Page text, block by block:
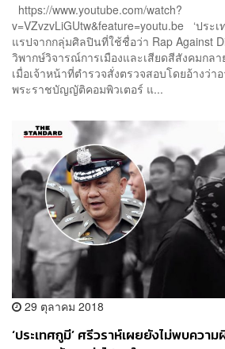
https://www.youtube.com/watch?
v=VZvzvLiGUtw&feature=youtu.be ‘ประ
แรปจากกลุ่มศิลปินที่ใช้ชื่อว่า Rap Against
วิพากษ์วิจารณ์การเมืองและเสียดสีสังคมกล
เมื่อเจ้าหน้าที่ตำรวจสั่งตรวจสอบโดยอ้างว่า
พระราชบัญญัติคอมพิวเตอร์ แ...
29 ตุลาคม 2018
‘ประเทศกูมี’ ศรีวราห์เผยยังไม่พบควา